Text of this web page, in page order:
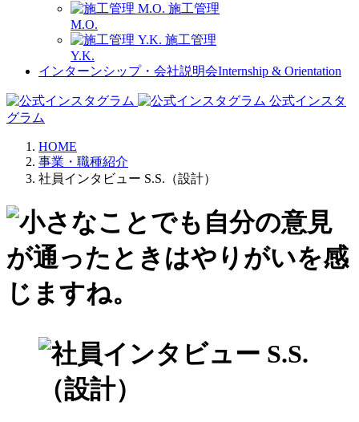
施工管理
M.O.
施工管理
Y.K.
インターンシップ・会社説明会Internship & Orientation
公式インスタ
グラム
HOME
事業・職種紹介
社員インタビュー S.S.（設計）